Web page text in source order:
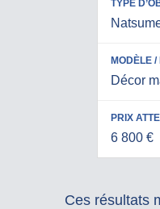
Décor
6 800 €
Ces résultats